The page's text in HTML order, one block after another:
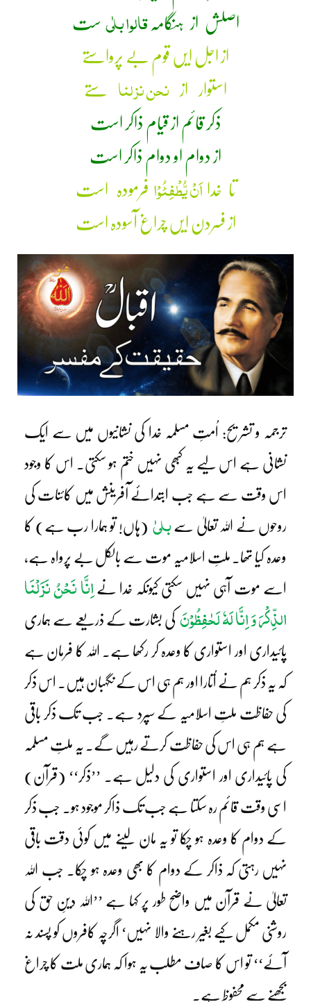
اصلش از ہنگامہقالوا بلٰی ست
از اجل ایں قوم بے پرواستے
استوار از نحن نزلنا ستے
ذکر قائم از قیام ذاکر است
از دوام او دوام ذاکر است
تا خدا اَنْ یُّطْفِئُوْا فرمودہ است
از فسردن ایں چراغ آسودہ است
ترجمہ و تشریح: اُمتِ مسلمہ خدا کی نشانیوں میں سے ایک
نشانی ہے اس لیے یہ کبھی نہیں ختم ہو سکتی۔ اس کا وجود
اس وقت سے ہے جب ابتدائے آفرینش میں کائنات کی
روحوں نے اللہ تعالیٰ سے بلیٰ (ہاں! تو ہمارا رب ہے) کا
وعدہ کیا تھا۔ ملتِ اسلامیہ موت سے بالکل بے پرواہ ہے،
اسے موت آہی نہیں سکتی کیونکہ خدا نے اِنَّا نَحْنُ نَزَلْنَا
الذِّکْرَ وَ اِنَّا لَہٗ لَحٰفِظُوْنَ کی بشارت کے ذریعے سے ہماری
پائیداری اور استواری کا وعدہ کر رکھا ہے۔ اللہ کا فرمان ہے
کہ یہ ذکر ہم نے اُتارا اور ہم ہی اس کے نگہبان ہیں۔ اس ذکر
کی حفاظت ملتِ اسلامیہ کے سپرد ہے۔ جب تک ذکر باقی
ہے ہم ہی اس کی حفاظت کرتے رہیں گے۔ یہ ملتِ مسلمہ
کی پائیداری اور استواری کی دلیل ہے۔ ’’ذکر‘‘ (قرآن)
اسی وقت قائم رہ سکتا ہے جب تک ذاکر موجود ہو۔ جب ذکر
کے دوام کا وعدہ ہو چکا تو یہ مان لینے میں کوئی دقت باقی
نہیں رہتی کہ ذاکر کے دوام کا بھی وعدہ ہو چکا۔ جب اللہ
تعالیٰ نے قرآن میں واضح طور پر کہا ہے ’’اللہ دینِ حق کی
روشنی مکمل کیے بغیر رہنے والا نہیں‘ اگرچہ کافروں کو پسند نہ
آئے‘‘ تو اس کا صاف مطلب یہ ہوا کہ ہماری ملت کا چراغ
بجھنے سے محفوظ ہے۔